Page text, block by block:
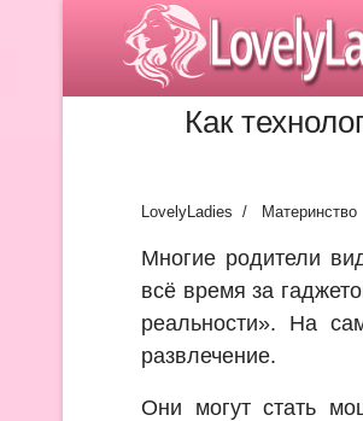
Как
LovelyLadies Материнство
Многие родители
всё время за
реальности». На
развлечение.
Они могут стать